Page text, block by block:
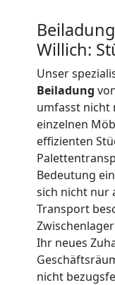
Willich:
Unser
Beiladung
umfasst nicht
einzelnen
effizienten
Bedeutung
sich nicht nur
Transport
Ihr neues
nicht
Umzug
Umzug